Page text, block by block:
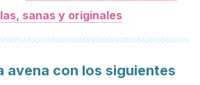
sanas y originales
avena con los siguientes